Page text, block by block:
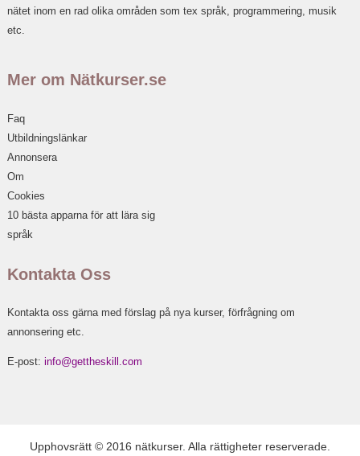
nätet inom en rad olika områden som tex språk, programmering, musik
etc.
Mer om Nätkurser.se
Faq
Utbildningslänkar
Annonsera
Om
Cookies
10 bästa apparna för att lära sig
språk
Kontakta Oss
Kontakta oss gärna med förslag på nya kurser, förfrågning om
annonsering etc.
E-post: info@gettheskill.com
Upphovsrätt © 2016 nätkurser. Alla rättigheter reserverade.